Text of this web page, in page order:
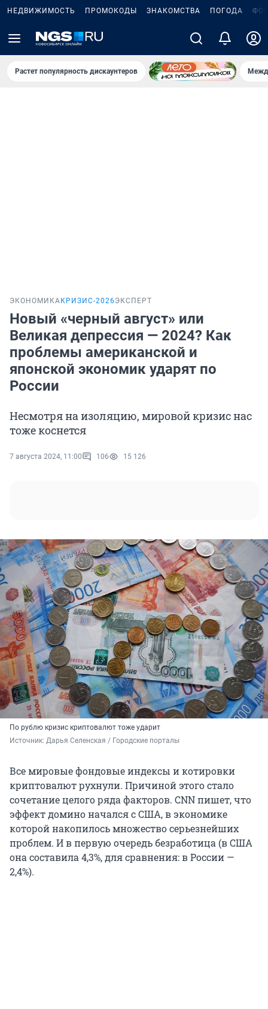
НЕДВИЖИМОСТЬ ПРОМОКОДЫ ЗНАКОМСТВА ПОГОДА
Растет популярность дискаунтеров
ЭКОНОМИКА КРИЗИС-2026ЭКСПЕРТ
Новый «черный август» или
Великая депрессия — 2024? Как
проблемы американской и
японской экономик ударят по
России
Несмотря на изоляцию, мировой кризис нас
тоже коснется
7 августа 2024, 11:00 106 15 126
По рублю кризис криптовалют тоже ударит
Источник: Дарья Селенская / Городские порталы
Все мировые фондовые индексы и котировки
криптовалют рухнули. Причиной этого стало
сочетание целого ряда факторов. CNN пишет, что
эффект домино начался с США, в экономике
которой накопилось множество серьезнейших
проблем. И в первую очередь безработица (в США
она составила 4,3%, для сравнения: в России —
2,4%).